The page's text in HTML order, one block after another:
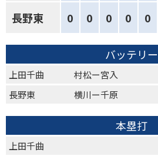
長野東 0 0 0 0 0
バッテリー
上田千曲
村松ー宮入
長野東
横川ー千原
本塁打
上田千曲